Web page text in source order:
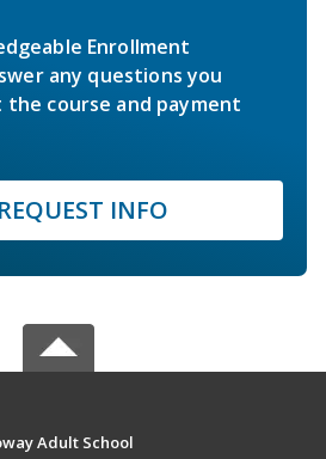
Enrollment
any questions you
course and payment
REQUEST INFO
Adult School